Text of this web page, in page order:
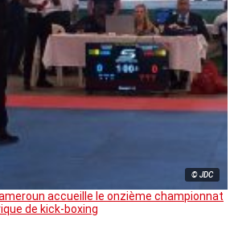
© JDC
accueille le onzième championnat
de kick-boxing